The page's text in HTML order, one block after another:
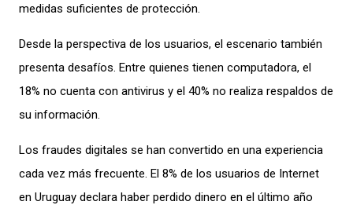
medidas suficientes de protección.
Desde la perspectiva de los usuarios, el escenario también
presenta desafíos. Entre quienes tienen computadora, el
18% no cuenta con antivirus y el 40% no realiza respaldos de
su información.
Los fraudes digitales se han convertido en una experiencia
cada vez más frecuente. El 8% de los usuarios de Internet
en Uruguay declara haber perdido dinero en el último año